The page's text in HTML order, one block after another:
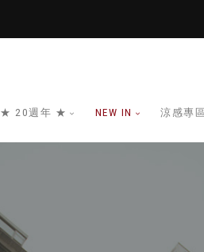
★ 20週年 ★ NEW IN 涼感專區